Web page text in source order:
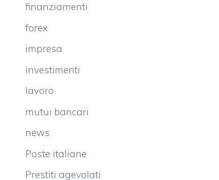
finanziamenti
forex
impresa
investimenti
lavoro
mutui bancari
news
Poste italiane
Prestiti agevolati